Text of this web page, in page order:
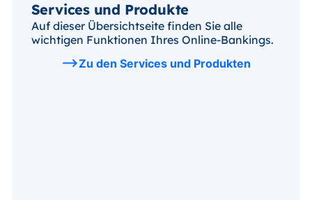
Services und Produkte
Auf dieser Übersichtseite finden Sie alle
wichtigen Funktionen Ihres Online-Bankings.
Zu den Services und Produkten